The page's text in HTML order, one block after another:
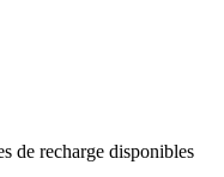
de recharge disponibles